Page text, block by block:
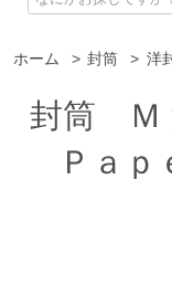
ホーム > 封筒 > 洋
封筒 Ｍ
Ｐａｐ